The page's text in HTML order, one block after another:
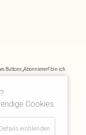
Buttons „Abonnieren“ bin ich
Inspirationen via
Cookies.
Details einblenden